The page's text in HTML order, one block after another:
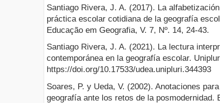
Santiago Rivera, J. A. (2017). La
práctica escolar cotidiana de la geografía
Educação em Geografia, V. 7, Nº. 14, 24-43.
Santiago Rivera, J. A. (2021). La lectura
contemporánea en la geografía escolar.
https://doi.org/10.17533/udea.unipluri.344393
Soares, P. y Ueda, V. (2002). Anotaciones
geografía ante los retos de la posmodernidad.